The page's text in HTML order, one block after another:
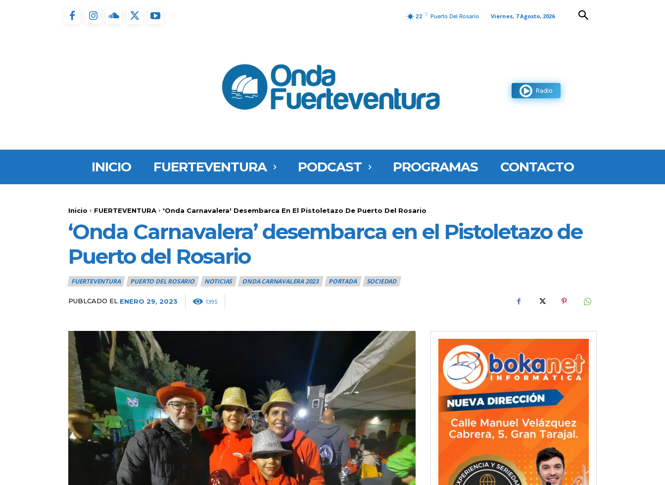
22 C Puerto Del Rosario Viernes, 7 Agosto, 2026
Radio
INICIO FUERTEVENTURA PODCAST PROGRAMAS CONTACTO
Inicio FUERTEVENTURA 'Onda Carnavalera' Desembarca En El Pistoletazo De Puerto Del Rosario
‘Onda Carnavalera’ desembarca en el Pistoletazo de
Puerto del Rosario
FUERTEVENTURA PUERTO DEL ROSARIO NOTICIAS ONDA CARNAVALERA 2023 PORTADA SOCIEDAD
PUBLCADO EL ENERO 29, 2023 1395